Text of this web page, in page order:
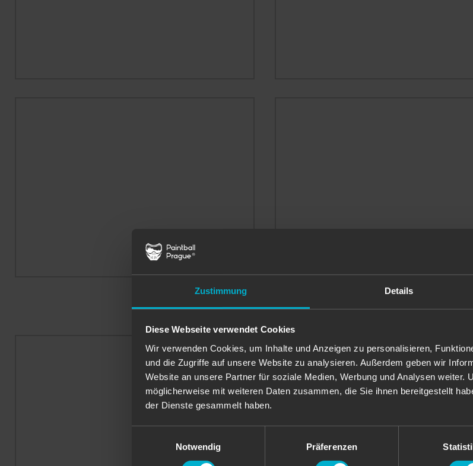
Zustimmung Details
Diese Webseite verwendet Cookies
Wir verwenden Cookies, um Inhalte und Anzeigen zu personalisieren,
und die Zugriffe auf unsere Website zu analysieren. Außerdem geben wir
Website an unsere Partner für soziale Medien, Werbung und Analysen weiter.
möglicherweise mit weiteren Daten zusammen, die Sie ihnen bereitgestellt
der Dienste gesammelt haben.
Notwendig
Präferenzen
Vietnam Feld